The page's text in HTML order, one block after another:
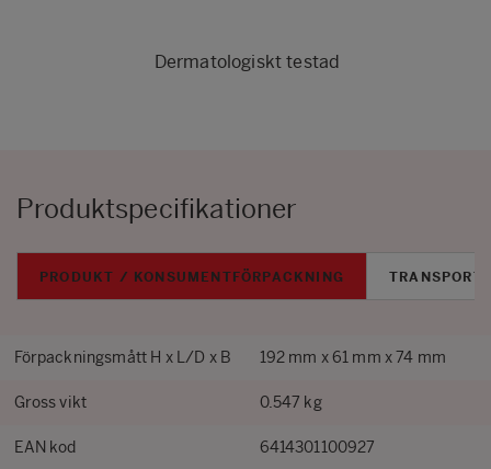
Dermatologiskt testad
Produktspecifikationer
PRODUKT / KONSUMENTFÖRPACKNING
Förpackningsmått H x L/D x B 192 mm x 61 mm x 74 mm
Gross vikt 0.547 kg
EAN kod 6414301100927